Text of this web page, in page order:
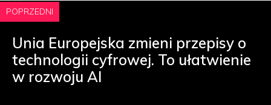
POPRZEDNI
Unia Europejska zmieni przepisy o
technologii cyfrowej. To ułatwienie
w rozwoju AI